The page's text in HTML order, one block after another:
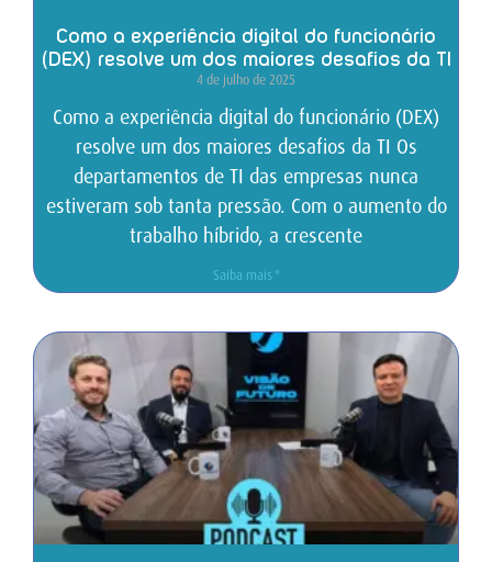
Como a experiência digital do funcionário
(DEX) resolve um dos maiores desafios da TI
4 de julho de 2025
Como a experiência digital do funcionário (DEX)
resolve um dos maiores desafios da TI Os
departamentos de TI das empresas nunca
estiveram sob tanta pressão. Com o aumento do
trabalho híbrido, a crescente
Saiba mais "